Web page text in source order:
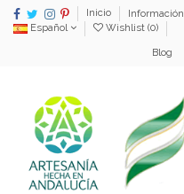
Inicio
Información
Español
Wishlist (0)
Blog